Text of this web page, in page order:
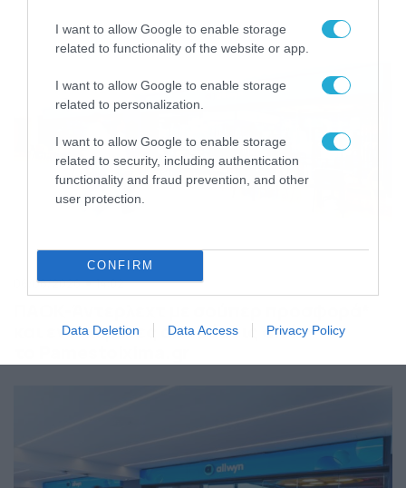
I want to allow Google to enable storage
related to functionality of the website or app.
I want to allow Google to enable storage
related to personalization.
I want to allow Google to enable storage
related to security, including authentication
functionality and fraud prevention, and other
user protection.
CONFIRM
Data Deletion Data Access Privacy Policy
06/08/2026 14:02
και ενισχυμένες αποδόσεις από